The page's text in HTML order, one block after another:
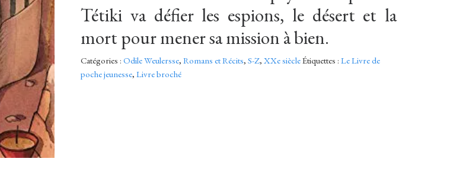
Tétiki va défier les espions, le désert et la
mort pour mener sa mission à bien.
Catégories :Odile Weulersse,Romans et Récits,S-Z,XXe siècleÉtiquettes :Le Livre de
poche jeunesse,Livre broché